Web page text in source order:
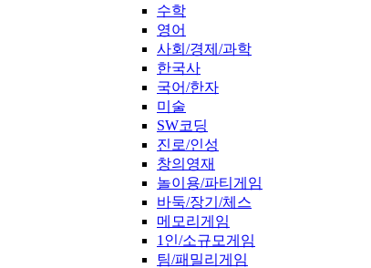
수학
영어
사회/경제/과학
한국사
국어/한자
미술
SW코딩
진로/인성
창의영재
놀이용/파티게임
바둑/장기/체스
메모리게임
1인/소규모게임
팀/패밀리게임